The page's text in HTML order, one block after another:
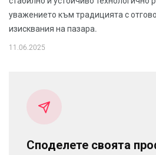
уважението към традицията с
изисквания на пазара.
11.06.2025
Споделете своята